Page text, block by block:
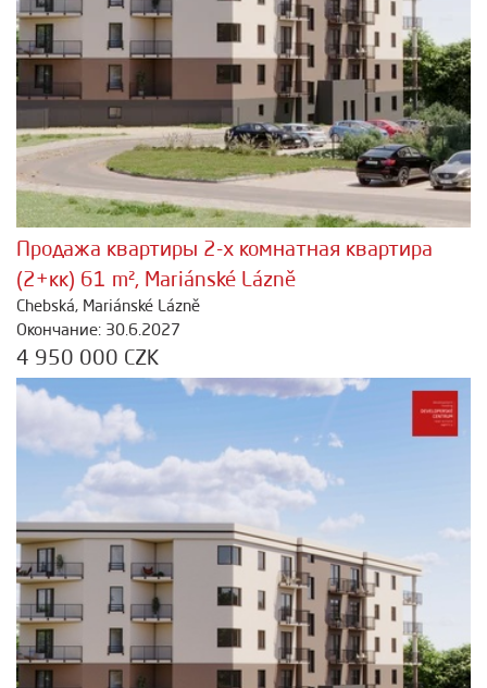
Продажа квартиры 2-х комнатная квартира
(2+кк) 61 m², Mariánské Lázně
Chebská, Mariánské Lázně
Окончание: 30.6.2027
4 950 000 CZK